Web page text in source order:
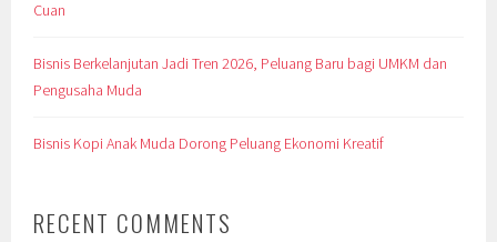
Cuan
Bisnis Berkelanjutan Jadi Tren 2026, Peluang Baru bagi UMKM dan
Pengusaha Muda
Bisnis Kopi Anak Muda Dorong Peluang Ekonomi Kreatif
RECENT COMMENTS